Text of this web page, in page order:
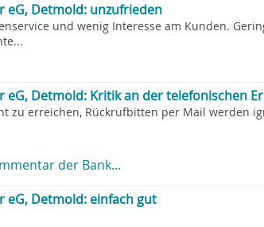
eG, Detmold: unzufrieden
und wenig Interesse am Kunden.
eG, Detmold: Kritik an der telefonischen
zu erreichen, Rückrufbitten per Mail werden
der Bank...
eG, Detmold: einfach gut